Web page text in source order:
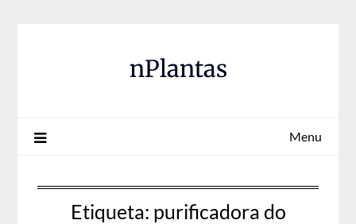
nPlantas
Menu
Etiqueta: purificadora do